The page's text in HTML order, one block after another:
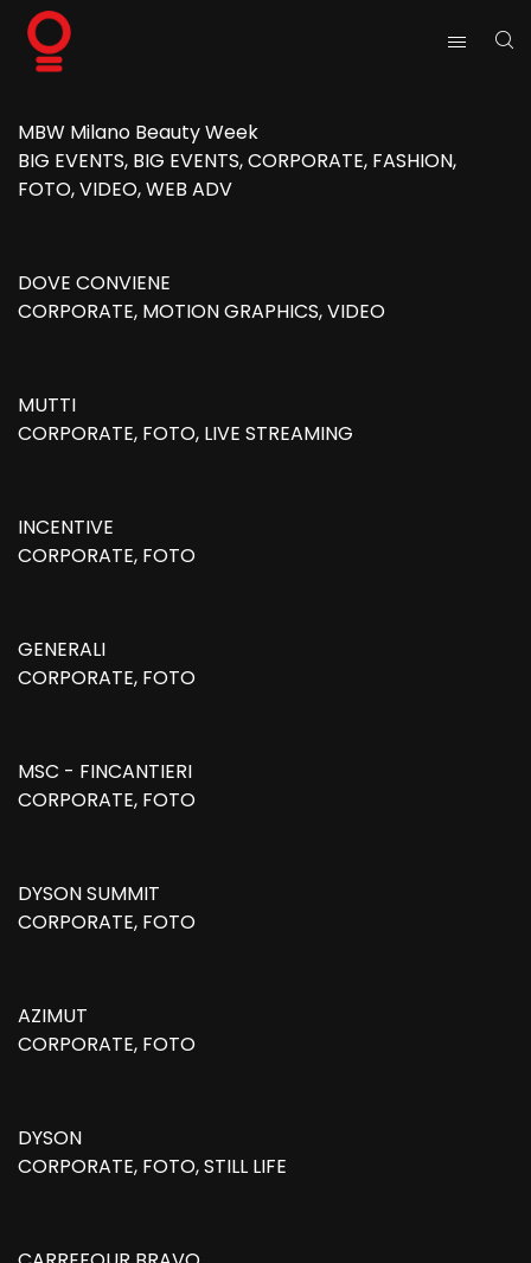
MBW Milano Beauty Week
BIG EVENTS, BIG EVENTS, CORPORATE, FASHION,
FOTO, VIDEO, WEB ADV
DOVE CONVIENE
CORPORATE, MOTION GRAPHICS, VIDEO
MUTTI
CORPORATE, FOTO, LIVE STREAMING
INCENTIVE
CORPORATE, FOTO
GENERALI
CORPORATE, FOTO
MSC - FINCANTIERI
CORPORATE, FOTO
DYSON SUMMIT
CORPORATE, FOTO
AZIMUT
CORPORATE, FOTO
DYSON
CORPORATE, FOTO, STILL LIFE